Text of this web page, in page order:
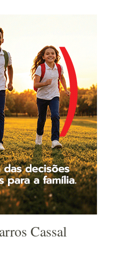
Cassal